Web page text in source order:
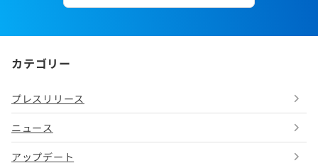
カテゴリー
プレスリリース
ニュース
アップデート